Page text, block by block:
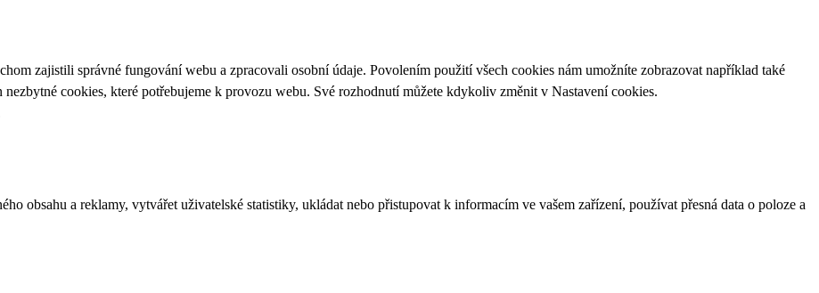
zajistili správné fungování webu a zpracovali osobní údaje. Povolením použití všech cookies nám umožníte zobrazovat například také
cookies, které potřebujeme k provozu webu. Své rozhodnutí můžete kdykoliv změnit v Nastavení cookies.
obsahu a reklamy, vytvářet uživatelské statistiky, ukládat nebo přistupovat k informacím ve vašem zařízení, používat přesná data o poloze a